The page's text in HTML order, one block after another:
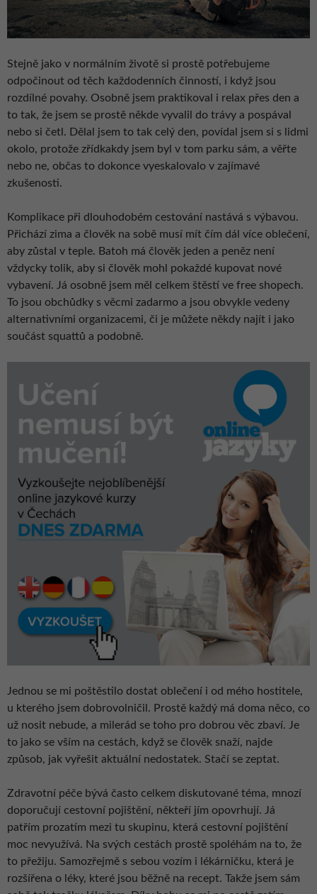
Stejně jako v normálním životě si prostě potřebujeme
odpočinout od těch každodenních činností, i když jsou
rozdílné povahy. Osobně jsem praktikoval i relax přes den a
to tak, že jsem se prostě někde vyvalil do trávy a pospával
nebo si četl. Dělal jsem to tak celý den, povídal jsem si s lidmi
okolo, protože zřídkakdy jsem byl v tom parku sám, a věřte
nebo ne, občas to dokonce vyeskalovalo v zajímavé
zkušenosti.
Komplikace při dlouhodobém cestování nastává s výbavou.
Přichází zima a člověk na sobě musí mít čím dál více oblečení,
aby zůstal v teple. Batoh má člověk jeden a peněz není
vždycky tolik, aby si člověk mohl pokaždé kupovat nové
vybavení. Já osobně jsem měl celkem štěstí ve free shopech.
To jsou obchůdky s věcmi zadarmo a jsou obvykle vedeny
alternativními organizacemi, či je můžete někdy najít i jako
součást squattů a podobně.
Jednou se mi poštěstilo dostat oblečení i od mého hostitele,
u kterého jsem dobrovolničil. Prostě každý má doma něco, co
už nosit nebude, a milerád se toho pro dobrou věc zbaví. Je
to jako se vším na cestách, když se člověk snaží, najde
způsob, jak vyřešit aktuální nedostatek. Stačí se zeptat.
Zdravotní péče bývá často celkem diskutované téma, mnozí
doporučují cestovní pojištění, někteří jím opovrhují. Já
patřím prozatím mezi tu skupinu, která cestovní pojištění
moc nevyužívá. Na svých cestách prostě spoléhám na to, že
to přežiju. Samozřejmě s sebou vozím i lékárničku, která je
rozšířena o léky, které jsou běžně na recept. Takže jsem sám